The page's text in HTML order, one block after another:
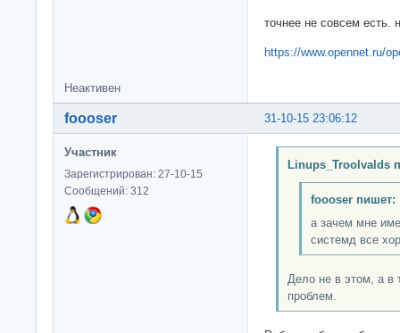
точнее не совсем есть.
https://www.opennet.ru/
Неактивен
31-10-15 23:06:12
foooser
Участник
Зарегистрирован: 27-10-15
Сообщений: 312
Linups_Troolvalds
foooser пишет:
а зачем мне
системд все
Дело не в этом, а в
проблем.